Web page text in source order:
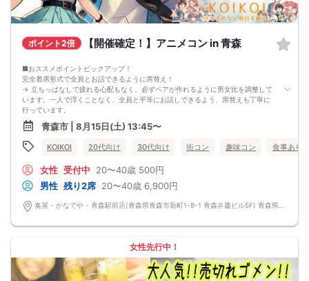
ポイント2倍 【開催確定！】アニメコン in 青森
■おススメポイントピックアップ！
完全着席形式で全員とお話できるように席替え！
→ 立ちっぱなしで疲れる心配もなく、必ずペアが作れるように男女比を調整して
います。一人で浮くことなく、全員と平等にお話しできるよう、席替えも丁寧に
行っています。
会話を盛り上げるプロフィールシート＆アニメ一覧表！
→ 趣味や好みからスムーズに会話がスタート！「何を話そう…」と悩むことな
く、共通の話題で盛り上がれます。
自然なつながりをサポートするマッチングゲーム開催！
返却されるので安心です。
■最少催行人数
男女2対2
■中止判断タイミング
前日20時、または開催6時間前の時点で最少開催人数に満たない場合
→ お酒が飲めない方にはソフトドリンクも豊富にご用意しています！
青森市 | 8月15日(土) 13:45〜
KOIKOI 20代向け 30代向け 街コン 趣味コン 食事あり
女性 受付中 20〜40歳 500円
男性 残り2席 20〜40歳 6,900円
奏屋 - かなでや - 青森駅前店(青森県青森市新町1-8-1 青森弁慶ビル5F) 青森県青森市新町1-8-1 青森弁慶ビル5F
女性先行中！